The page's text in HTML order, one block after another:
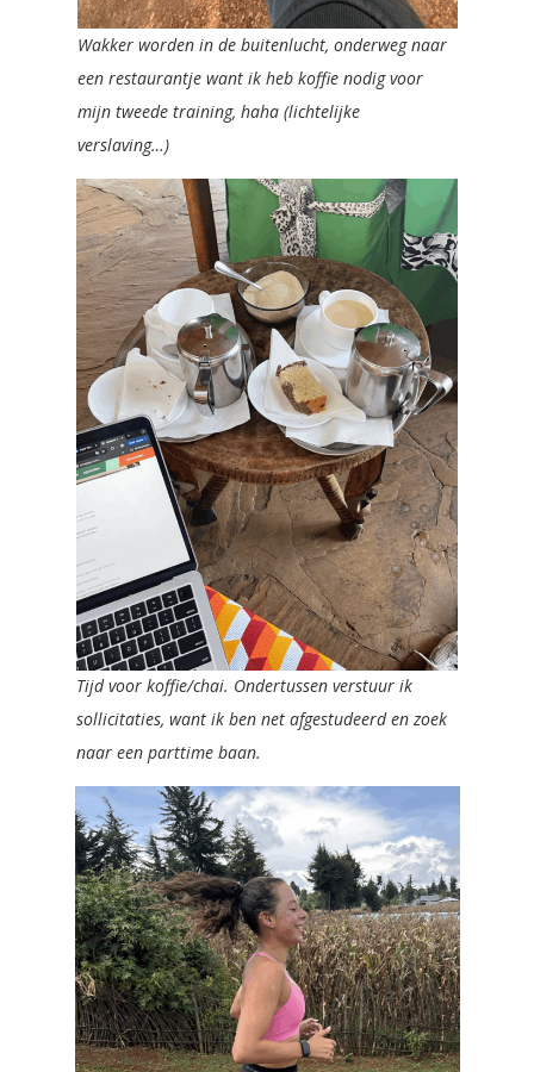
Wakker worden in de buitenlucht, onderweg naar
een restaurantje want ik heb koffie nodig voor
mijn tweede training, haha (lichtelijke
verslaving…)
Tijd voor koffie/chai. Ondertussen verstuur ik
sollicitaties, want ik ben net afgestudeerd en zoek
naar een parttime baan.